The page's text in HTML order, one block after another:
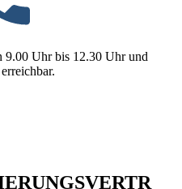
9.00 Uhr bis 12.30 Uhr und